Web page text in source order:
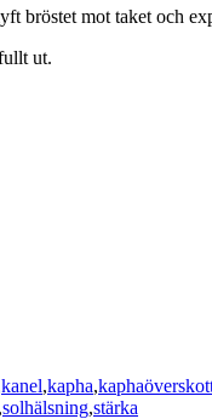
bröstet mot taket och
ut.
kanel,kapha,
,solhälsning,stärka